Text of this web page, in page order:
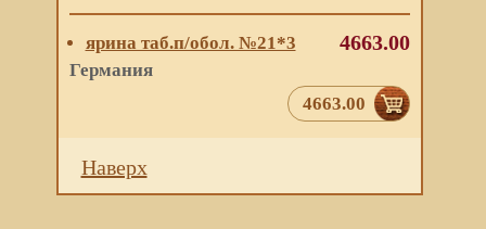
ярина таб.п/обол. №21*3
Германия
4663.00
4663.00
Наверх